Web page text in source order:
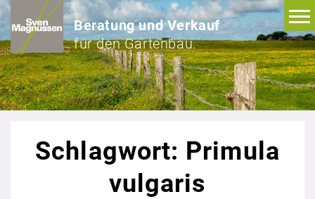
Beratung und Verkauf
für den Gartenbau.
Schlagwort: Primula
vulgaris